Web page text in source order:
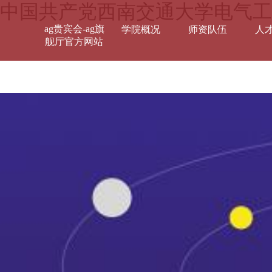
中国共产党西南交通大学电气
ag贵宾会-ag旗
舰厅官方网站
学院概况 师资队伍 人